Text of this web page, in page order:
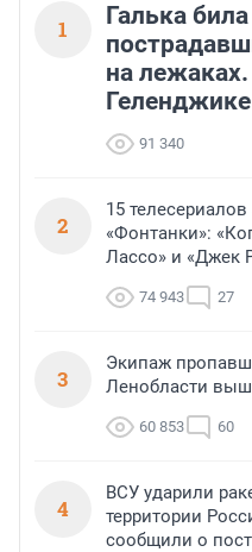
1
Галька
на
91 340
2
15
«Фонтанки»:
Лассо» и «Джек
74 943 27
3
Экипаж
Ленобласти
60 853 60
4
ВСУ ударили
территории
сообщили о